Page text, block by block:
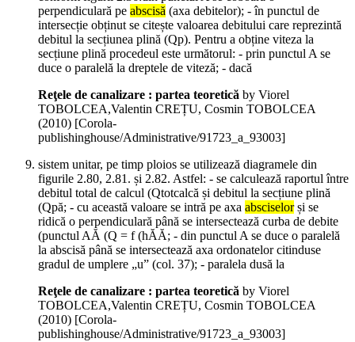
perpendiculară pe abscisă (axa debitelor); - în punctul de
intersecție obținut se citește valoarea debitului care reprezintă
debitul la secțiunea plină (Qp). Pentru a obține viteza la
secțiune plină procedeul este următorul: - prin punctul A se
duce o paralelă la dreptele de viteză; - dacă
Reţele de canalizare : partea teoretică by Viorel
TOBOLCEA,Valentin CREȚU, Cosmin TOBOLCEA
(2010) [Corola-
publishinghouse/Administrative/91723_a_93003]
sistem unitar, pe timp ploios se utilizează diagramele din
figurile 2.80, 2.81. și 2.82. Astfel: - se calculează raportul între
debitul total de calcul (Qtotcalcă și debitul la secțiune plină
(Qpă; - cu această valoare se intră pe axa absciselorși se
ridică o perpendiculară până se intersectează curba de debite
(punctul AĂ (Q = f (hĂĂ; - din punctul A se duce o paralelă
la abscisă până se intersectează axa ordonatelor citinduse
gradul de umplere „u” (col. 37); - paralela dusă la
Reţele de canalizare : partea teoretică by Viorel
TOBOLCEA,Valentin CREȚU, Cosmin TOBOLCEA
(2010) [Corola-
publishinghouse/Administrative/91723_a_93003]